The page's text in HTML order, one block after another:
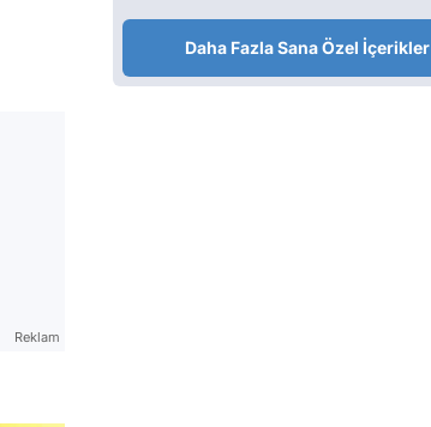
Reklam
Daha Fazla Sana Özel İçerikler